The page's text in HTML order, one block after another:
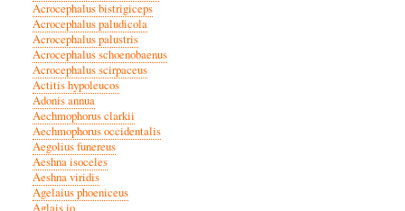
Acrocephalus bistrigiceps
Acrocephalus paludicola
Acrocephalus palustris
Acrocephalus schoenobaenus
Acrocephalus scirpaceus
Actitis hypoleucos
Adonis annua
Aechmophorus clarkii
Aechmophorus occidentalis
Aegolius funereus
Aeshna isoceles
Aeshna viridis
Agelaius phoeniceus
Aglais io